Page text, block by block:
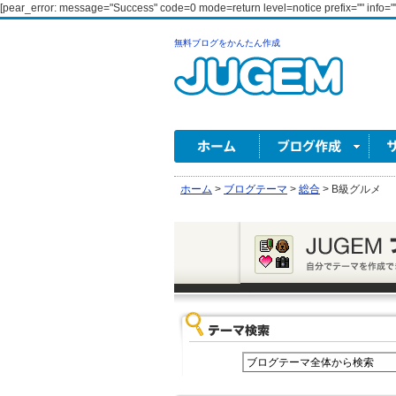
[pear_error: message="Success" code=0 mode=return level=notice prefix=""
無料ブログをかんたん作成
ホーム > ブログテーマ > 総合 > B級グルメ